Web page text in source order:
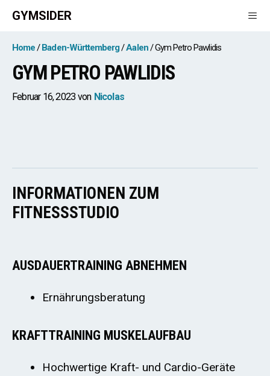
Zum
Inhalt
springen
GYMSIDER
Home Baden-Württemberg Aalen Gym Petro Pawlidis
GYM PETRO PAWLIDIS
Februar 16, 2023 von Nicolas
INFORMATIONEN ZUM
FITNESSSTUDIO
AUSDAUERTRAINING ABNEHMEN
Ernährungsberatung
KRAFTTRAINING MUSKELAUFBAU
Hochwertige Kraft- und Cardio-Geräte